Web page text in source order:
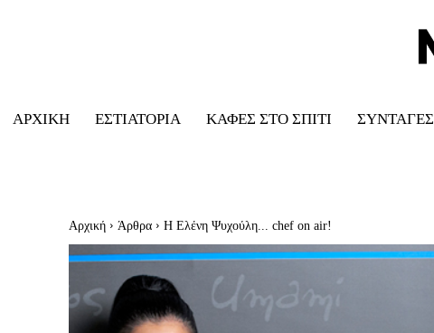
ΑΡΧΙΚΉ ΕΣΤΙΑΤΌΡΙΑ ΚΑΦΈΣ ΣΤΟ ΣΠΊΤΙ ΣΥΝΤΑΓΈΣ
Αρχική Άρθρα Η Ελένη Ψυχούλη... chef on air!